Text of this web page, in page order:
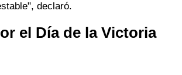
declaró.
el Día de la Victoria